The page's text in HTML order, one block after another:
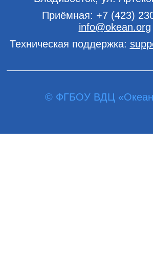
Приёмная: +7 (423)
info@okean.org
Техническая поддержка:
© ФГБОУ ВДЦ